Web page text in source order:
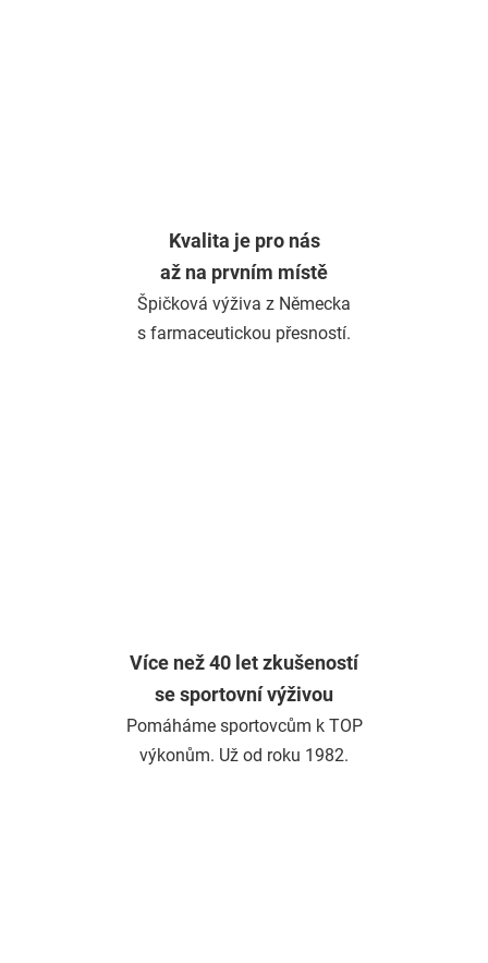
Kvalita je pro nás
až na prvním místě
Špičková výživa z Německa
s farmaceutickou přesností.
Více než 40 let zkušeností
se sportovní výživou
Pomáháme sportovcům k TOP
výkonům. Už od roku 1982.